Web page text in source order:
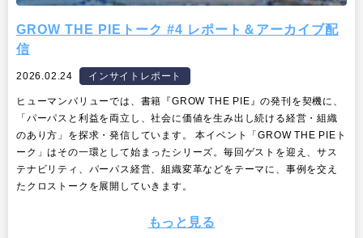
GROW THE PIEトーク #4 レポート＆アーカイブ配
信
2026.02.24 インサイトレポート
ヒューマンバリューでは、書籍『GROW THE PIE』の発刊を契機に、
「パーパスと利益を両立し、社会に価値を生み出し続ける経営・組織
のあり方」を探求・発信しています。 本イベント「GROW THE PIEト
ーク」はその一環として始まったシリーズ。毎回ゲストを迎え、サス
テナビリティ、パーパス経営、組織変革などをテーマに、事例を交え
たクロストークを展開していきます。
もっと見る